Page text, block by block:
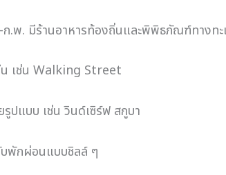
.พ. มีร้านอาหารท้องถิ่นและพิพิธภัณฑ์ทางท
น เช่น Walking Street
ปแบบ เช่น วินด์เซิร์ฟ สกูบา
บพักผ่อนแบบชิลล์ ๆ